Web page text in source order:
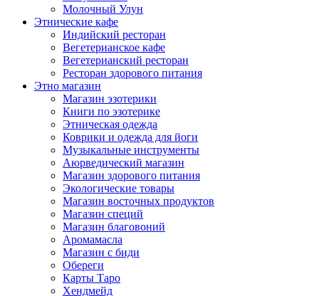
Молочный Улун
Этнические кафе
Индийский ресторан
Вегетерианское кафе
Вегетерианский ресторан
Ресторан здорового питания
Этно магазин
Магазин эзотерики
Книги по эзотерике
Этническая одежда
Коврики и одежда для йоги
Музыкальные инструменты
Аюрведический магазин
Магазин здорового питания
Экологические товары
Магазин восточных продуктов
Магазин специй
Магазин благовоний
Аромамасла
Магазин с биди
Обереги
Карты Таро
Хендмейд